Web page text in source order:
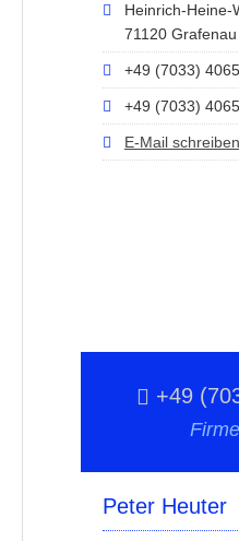
Heinrich-Heine-
71120 Grafenau
+49 (7033)
+49 (7033)
E-Mail schreiben
+49
Peter Heuter